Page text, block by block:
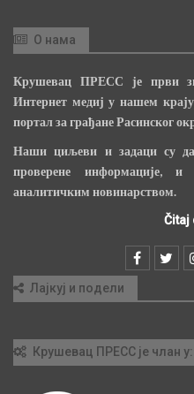
О нама
Крушевац ПРЕСС је први
Интернет медиј у нашем
портал за грађане Расинског
Наши циљеви и задаци су
проверене информације,
аналитичким новинарством.
Čitaj
Лајкуј и подели
Крушевац ПРЕСС је члан у: